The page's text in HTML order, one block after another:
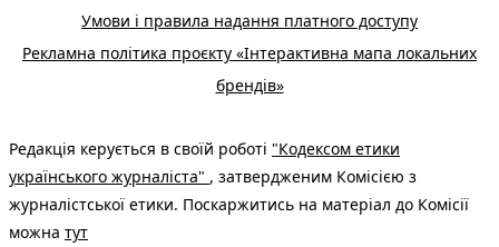
Умови і правила надання платного доступу
Рекламна політика проєкту «Інтерактивна мапа локальних
брендів»
Редакція керується в своїй роботі "Кодексом етики
українського журналіста" , затвердженим Комісією з
журналістської етики. Поскаржитись на матеріал до Комісії
можна тут